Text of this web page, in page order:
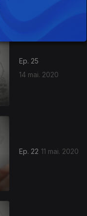
Ep. 25
14 mai. 2020
Ep. 22 11 mai. 2020